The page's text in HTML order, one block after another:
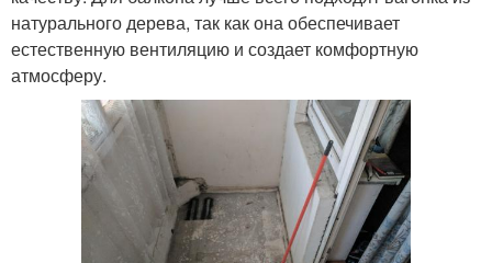
натурального дерева, так как она обеспечивает
естественную вентиляцию и создает комфортную
атмосферу.